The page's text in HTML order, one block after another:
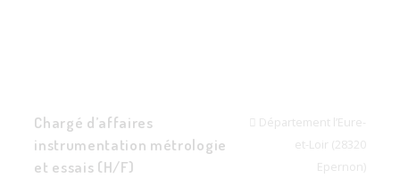
Chargé d’affaires
instrumentation métrologie
et essais (H/F)
Département l’Eure-
et-Loir (28320
Epernon)